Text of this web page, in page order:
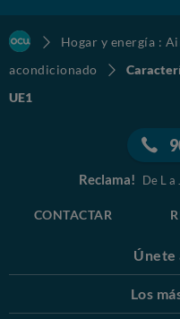
Hogar y energía :
acondicionado
UE1
Reclama! De L a
CONTACTAR
Únete
Los